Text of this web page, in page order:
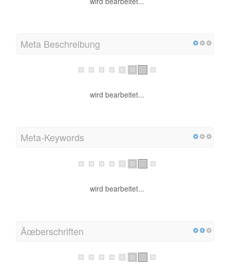
Meta Beschreibung
wird bearbeitet...
Meta-Keywords
wird bearbeitet...
Ãœberschriften